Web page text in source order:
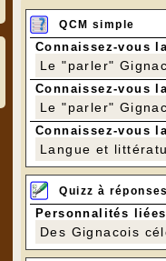
" PISTES NOIRES
QCM simple
Connaissez-vous
Le "parler"
Connaissez-vous
Le "parler"
Connaissez-vous
Langue et
Quizz à
Personnalités
Des Gignacois